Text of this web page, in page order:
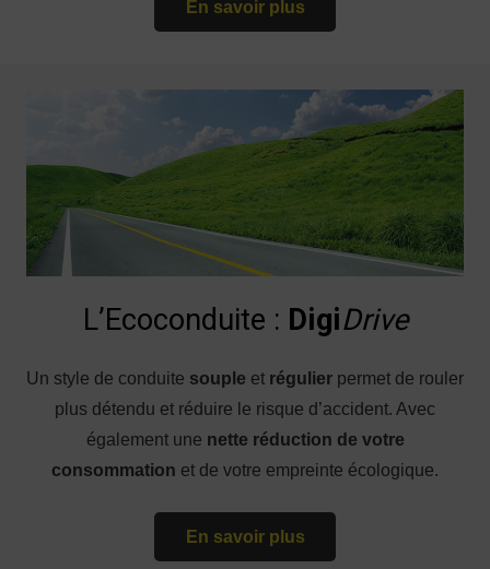
En savoir plus
L’Ecoconduite : DigiDrive
Un style de conduite souple et régulier permet de rouler
plus détendu et réduire le risque d’accident. Avec
également une nette réduction de votre
consommation et de votre empreinte écologique.
En savoir plus